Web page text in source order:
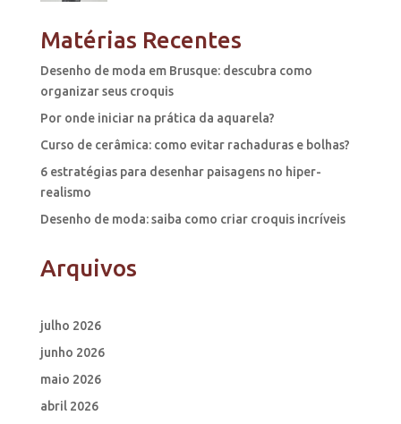
Matérias Recentes
Desenho de moda em Brusque: descubra como
organizar seus croquis
Por onde iniciar na prática da aquarela?
Curso de cerâmica: como evitar rachaduras e bolhas?
6 estratégias para desenhar paisagens no hiper-
realismo
Desenho de moda: saiba como criar croquis incríveis
Arquivos
julho 2026
junho 2026
maio 2026
abril 2026